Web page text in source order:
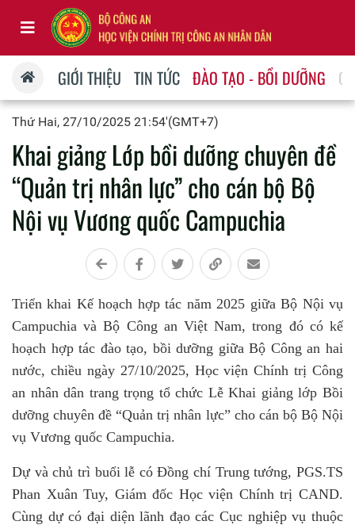
GIỚI THIỆU TIN TỨC ĐÀO TẠO - BỒI DƯỠNG
Thứ Hai, 27/10/2025 21:54'(GMT+7)
Khai giảng Lớp bồi dưỡng chuyên đề
“Quản trị nhân lực” cho cán bộ Bộ
Nội vụ Vương quốc Campuchia
Triển khai Kế hoạch hợp tác năm 2025 giữa Bộ Nội vụ
Campuchia và Bộ Công an Việt Nam, trong đó có kế
hoạch hợp tác đào tạo, bồi dưỡng giữa Bộ Công an hai
nước, chiều ngày 27/10/2025, Học viện Chính trị Công
an nhân dân trang trọng tổ chức Lễ Khai giảng lớp Bồi
dưỡng chuyên đề “Quản trị nhân lực” cho cán bộ Bộ Nội
vụ Vương quốc Campuchia.
Dự và chủ trì buổi lễ có Đồng chí Trung tướng, PGS.TS
Phan Xuân Tuy, Giám đốc Học viện Chính trị CAND.
Cùng dự có đại diện lãnh đạo các Cục nghiệp vụ thuộc